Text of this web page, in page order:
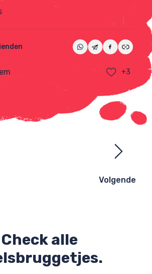
+3
Volgende
Check alle